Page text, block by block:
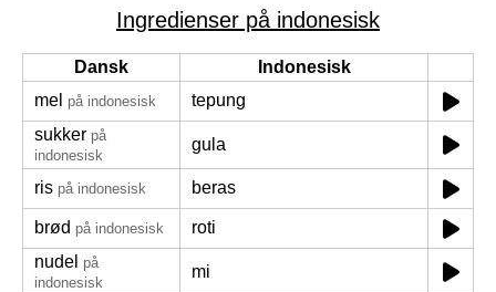
Ingredienser på indonesisk
Dansk
Indonesisk
mel på indonesisk
tepung
sukker på
indonesisk
gula
ris på indonesisk beras
brød på indonesisk
roti
nudel på
indonesisk
mi